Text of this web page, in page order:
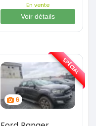
En vente
Voir détails
6
SPÉCIAL